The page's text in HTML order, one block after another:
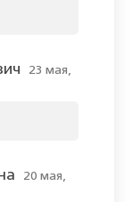
23 мая,
20 мая,